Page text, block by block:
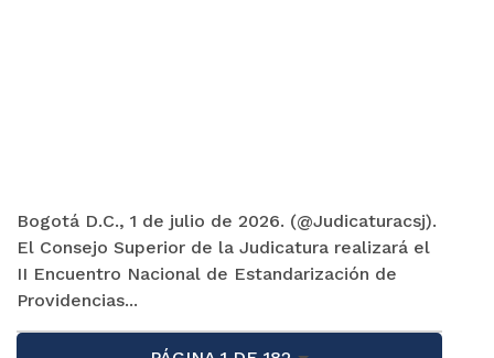
Bogotá D.C., 1 de julio de 2026. (@Judicaturacsj).
El Consejo Superior de la Judicatura realizará el
II Encuentro Nacional de Estandarización de
Providencias...